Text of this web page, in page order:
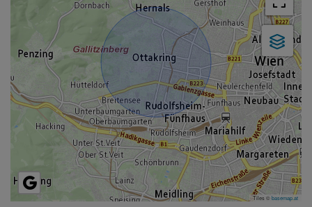
Tiles ©basemap.at